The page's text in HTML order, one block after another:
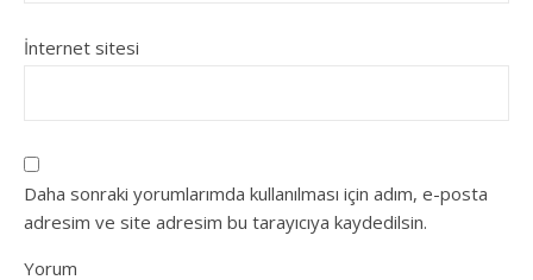
İnternet sitesi
Daha sonraki yorumlarımda kullanılması için adım, e-posta
adresim ve site adresim bu tarayıcıya kaydedilsin.
Yorum